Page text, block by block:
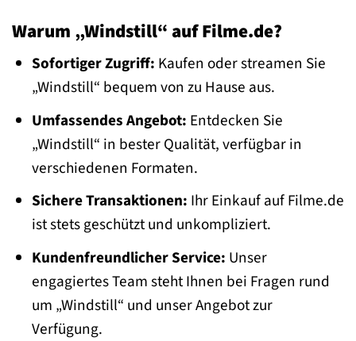
Warum „Windstill“ auf Filme.de?
Sofortiger Zugriff: Kaufen oder streamen Sie
„Windstill“ bequem von zu Hause aus.
Umfassendes Angebot: Entdecken Sie
„Windstill“ in bester Qualität, verfügbar in
verschiedenen Formaten.
Sichere Transaktionen: Ihr Einkauf auf Filme.de
ist stets geschützt und unkompliziert.
Kundenfreundlicher Service: Unser
engagiertes Team steht Ihnen bei Fragen rund
um „Windstill“ und unser Angebot zur
Verfügung.